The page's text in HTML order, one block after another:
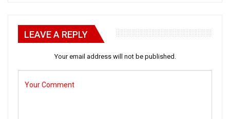
LEAVE A REPLY
Your email address will not be published.